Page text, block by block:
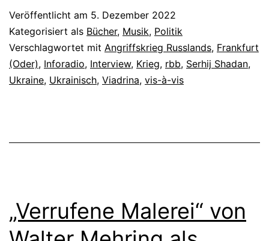
Veröffentlicht am 5. Dezember 2022
Kategorisiert als Bücher, Musik, Politik
Verschlagwortet mit Angriffskrieg Russlands, Frankfurt
(Oder), Inforadio, Interview, Krieg, rbb, Serhij Shadan,
Ukraine, Ukrainisch, Viadrina, vis-à-vis
„Verrufene Malerei“ von